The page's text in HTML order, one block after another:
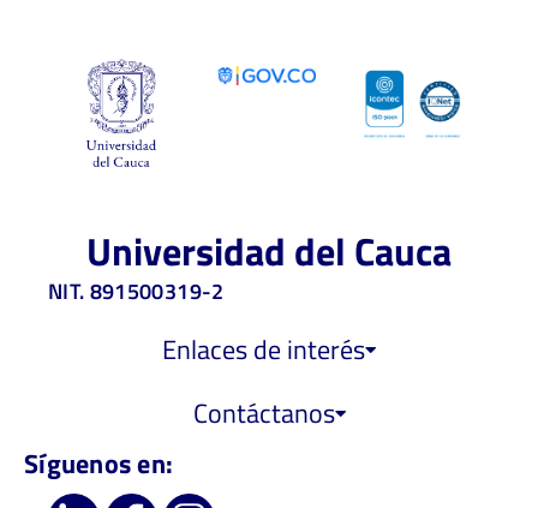
Universidad del Cauca
NIT. 891500319-2
Enlaces de interés
Contáctanos
Síguenos en: